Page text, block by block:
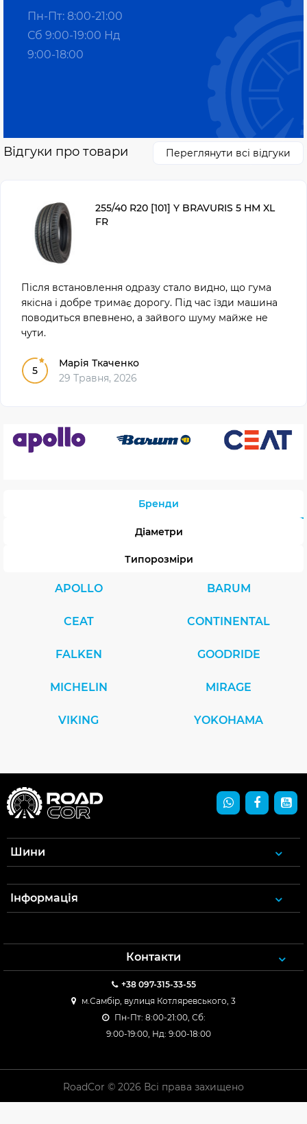
Пн-Пт: 8:00-21:00
Сб 9:00-19:00 Нд
9:00-18:00
Відгуки про товари Переглянути всі відгуки
255/40 R20 [101] Y BRAVURIS 5 HM XL
FR
Після встановлення одразу стало видно, що гума
якісна і добре тримає дорогу. Під час їзди машина
поводиться впевнено, а зайвого шуму майже не
чути.
5
Марія Ткаченко
29 Травня, 2026
Бренди
Діаметри
Типорозміри
APOLLO BARUM
CEAT CONTINENTAL
FALKEN GOODRIDE
MICHELIN MIRAGE
VIKING YOKOHAMA
Шини
Інформація
Контакти
+38 097-315-33-55
м.Самбір, вулиця Котляревського, 3
Пн-Пт: 8:00-21:00, Сб:
9:00-19:00, Нд: 9:00-18:00
RoadCor © 2026 Всі права захищено